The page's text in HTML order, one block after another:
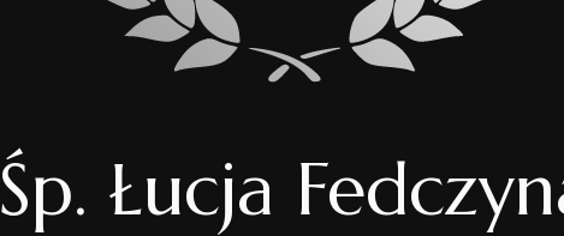
Śp. Łucja